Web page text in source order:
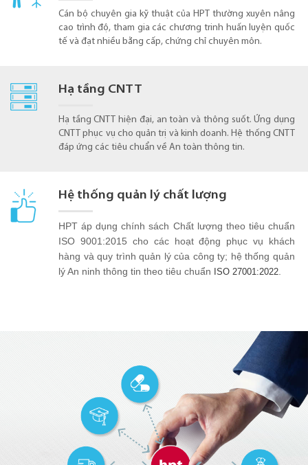
Cán bộ chuyên gia kỹ thuật của HPT thường xuyên nâng
cao trình độ, tham gia các chương trinh huấn luyện quốc
tế và đạt nhiều bằng cấp, chứng chỉ chuyên môn.
Hạ tầng CNTT
Hạ tầng CNTT hiện đại, an toàn và thông suốt. Ứng dụng
CNTT phục vụ cho quản trị và kinh doanh. Hệ thống CNTT
đáp ứng các tiêu chuẩn về An toàn thông tin.
Hệ thống quản lý chất lượng
HPT áp dụng chính sách Chất lượng theo tiêu chuẩn
ISO 9001:2015 cho các hoạt động phục vụ khách
hàng và quy trình quản lý của công ty; hệ thống quản
lý An ninh thông tin theo tiêu chuẩn ISO 27001:2022.